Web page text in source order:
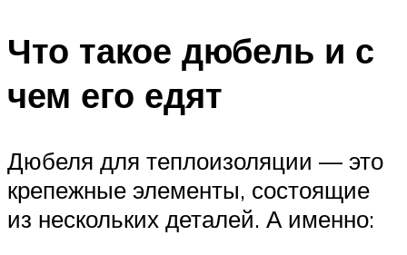
Что такое дюбель и с
чем его едят
Дюбеля для теплоизоляции — это
крепежные элементы, состоящие
из нескольких деталей. А именно: